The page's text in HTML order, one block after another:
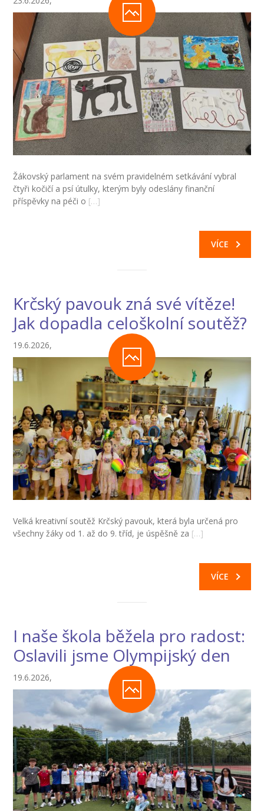
Žákovský parlament na svém pravidelném setkávání vybral
čtyři kočičí a psí útulky, kterým byly odeslány finanční
příspěvky na péči o […]
VÍCE
Krčský pavouk zná své vítěze!
Jak dopadla celoškolní soutěž?
19.6.2026,
Velká kreativní soutěž Krčský pavouk, která byla určená pro
všechny žáky od 1. až do 9. tříd, je úspěšně za […]
VÍCE
I naše škola běžela pro radost:
Oslavili jsme Olympijský den
19.6.2026,